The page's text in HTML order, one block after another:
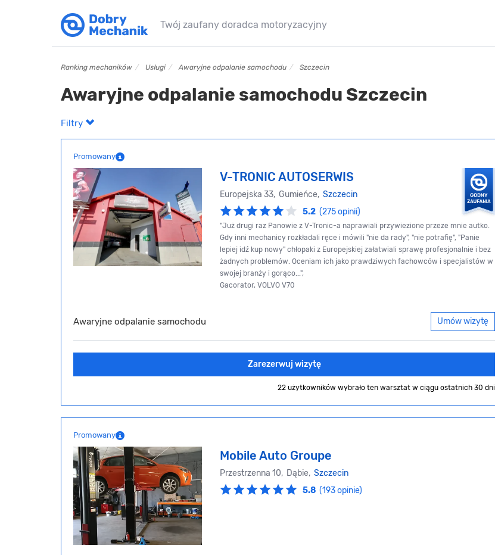
Twój zaufany doradca motoryzacyjny
Ranking mechaników Usługi Awaryjne odpalanie samochodu Szczecin
Awaryjne odpalanie samochodu Szczecin
Filtry
Promowany
V-TRONIC AUTOSERWIS
Europejska 33, Gumieńce, Szczecin
5.2 (275 opinii)
"Już drugi raz Panowie z V-Tronic-a naprawiali przywiezione przeze mnie autko.
Gdy inni mechanicy rozkładali ręce i mówili "nie da rady", "nie potrafię", "Panie
lepiej idź kup nowy" chłopaki z Europejskiej załatwiali sprawę profesjonalnie i bez
żadnych problemów. Oceniam ich jako prawdziwych fachowców i specjalistów w
swojej branży i gorąco...",
Gacorator, VOLVO V70
Awaryjne odpalanie samochodu Umów wizytę
Zarezerwuj wizytę
22 użytkowników wybrało ten warsztat w ciągu ostatnich 30 dni
Promowany
Mobile Auto Groupe
Przestrzenna 10, Dąbie, Szczecin
5.8 (193 opinie)